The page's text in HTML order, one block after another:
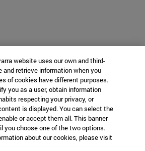
website uses our own and third-
retrieve information when you
of cookies have different purposes.
you as a user, obtain information
respecting your privacy, or
is displayed. You can select the
or accept them all. This banner
you choose one of the two options.
about our cookies, please visit